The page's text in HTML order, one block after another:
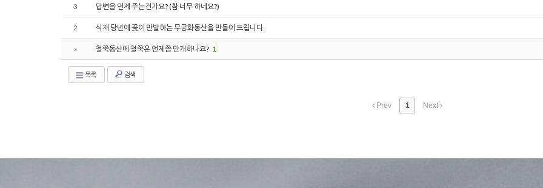
3 답변을 언제 주는건가요? (참 너무 하네요?)
2 식재 당년에 꽃이 만발하는 무궁화동산을 만들어 드립니다.
» 철쭉동산에 철쭉은 언제쯤 만개하나요? 1
목록 검색
Prev 1 Next